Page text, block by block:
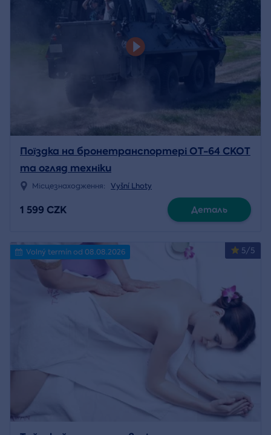
Поїздка на бронетранспортері ОТ-64 СКОТ
та огляд техніки
Місцезнаходження: Vyšní Lhoty
1 599 CZK Деталь
5/5
Volný termín od 08.08.2026